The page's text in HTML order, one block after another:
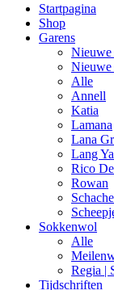
Startpagina
Shop
Garens
Nieuwe
Nieuwe
Alle
Annell
Katia
Lamana
Lana
Lang
Rico
Rowan
Sokkenwol
Alle
Regia |
Tijdschriften